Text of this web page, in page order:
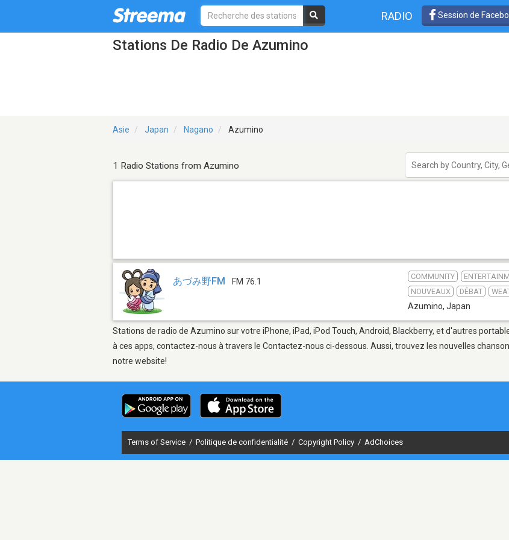
RADIO Session de
Stations De Radio De Azumino
Asie Japan Nagano Azumino
1 Radio Stations from Azumino
あづみ野FM FM 76.1
COMMUNITY
NOUVEAUX
DÉBAT
Azumino, Japan
Stations de radio de Azumino sur votre iPhone, iPad, iPod Touch, Android, Blackberry, et d'autres
à ces apps, contactez-nous à travers le Contactez-nous ci-dessous. Aussi, trouvez les nouvelles
notre website!
Terms of Service / Politique de confidentialité / Copyright Policy / AdChoices